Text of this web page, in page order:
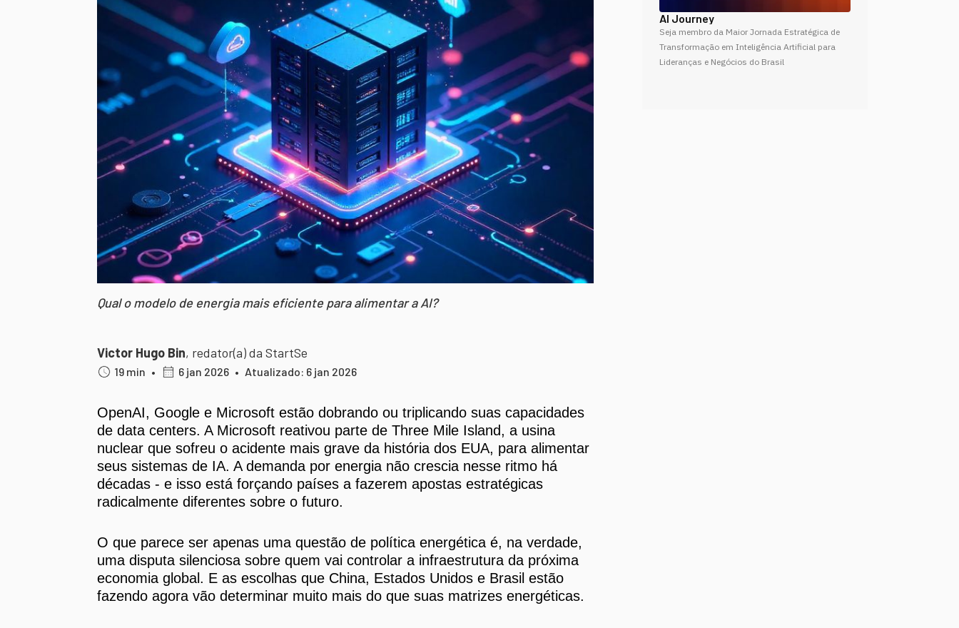
Qual o modelo de energia mais eficiente para alimentar a AI?
Victor Hugo Bin, redator(a) da StartSe
19 min • 6 jan 2026 • Atualizado: 6 jan 2026
OpenAI, Google e Microsoft estão dobrando ou triplicando suas capacidades
de data centers. A Microsoft reativou parte de Three Mile Island, a usina
nuclear que sofreu o acidente mais grave da história dos EUA, para alimentar
seus sistemas de IA. A demanda por energia não crescia nesse ritmo há
décadas - e isso está forçando países a fazerem apostas estratégicas
radicalmente diferentes sobre o futuro.
O que parece ser apenas uma questão de política energética é, na verdade,
uma disputa silenciosa sobre quem vai controlar a infraestrutura da próxima
economia global. E as escolhas que China, Estados Unidos e Brasil estão
fazendo agora vão determinar muito mais do que suas matrizes energéticas.
AI Journey
Seja membro da Maior Jornada Estratégica de
Transformação em Inteligência Artificial para
Lideranças e Negócios do Brasil